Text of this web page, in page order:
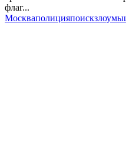
флаг...
Москваполицияпоиск